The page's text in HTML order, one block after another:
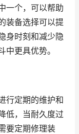
一个，可以帮助
装备选择可以提
身时刻和减少隐
更具优势。
行定期的维护和
低，当耐久度过
要定期修理装